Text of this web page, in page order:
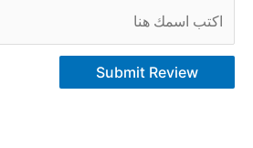
Submit Review